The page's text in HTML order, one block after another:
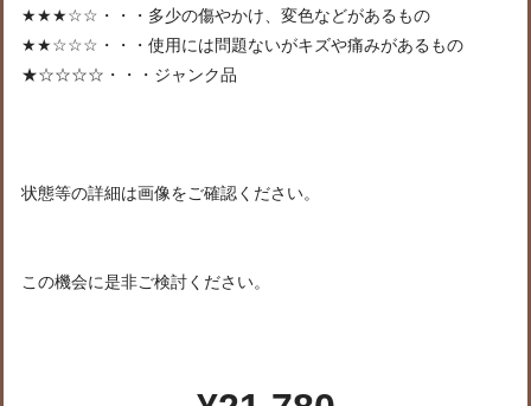
★★★☆☆・・・多少の傷やかけ、変色などがあるもの
★★☆☆☆・・・使用には問題ないがキズや痛みがあるもの
★☆☆☆☆・・・ジャンク品
状態等の詳細は画像をご確認ください。
この機会に是非ご検討ください。